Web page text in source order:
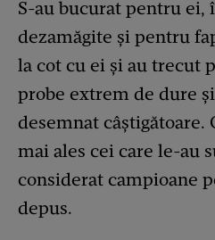
S-au bucurat pentru ei,
dezamăgite și pentru
la cot cu ei și au trecut
probe extrem de dure
desemnat câștigătoare.
mai ales cei care le-au
considerat campioane
depus.